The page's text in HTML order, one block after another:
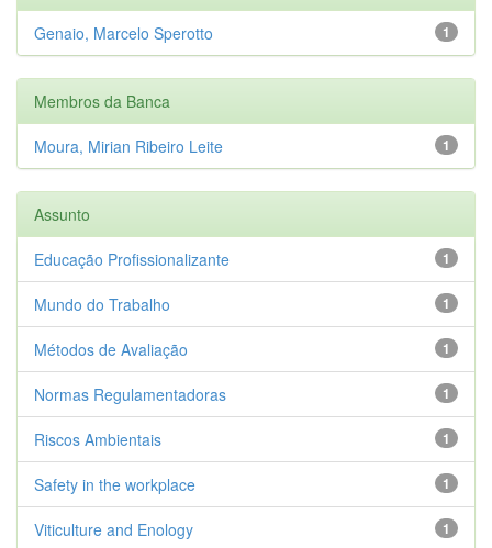
1
Genaio, Marcelo Sperotto
Membros da Banca
1
Moura, Mirian Ribeiro Leite
Assunto
1
Educação Profissionalizante
1
Mundo do Trabalho
1
Métodos de Avaliação
1
Normas Regulamentadoras
1
Riscos Ambientais
1
Safety in the workplace
1
Viticulture and Enology